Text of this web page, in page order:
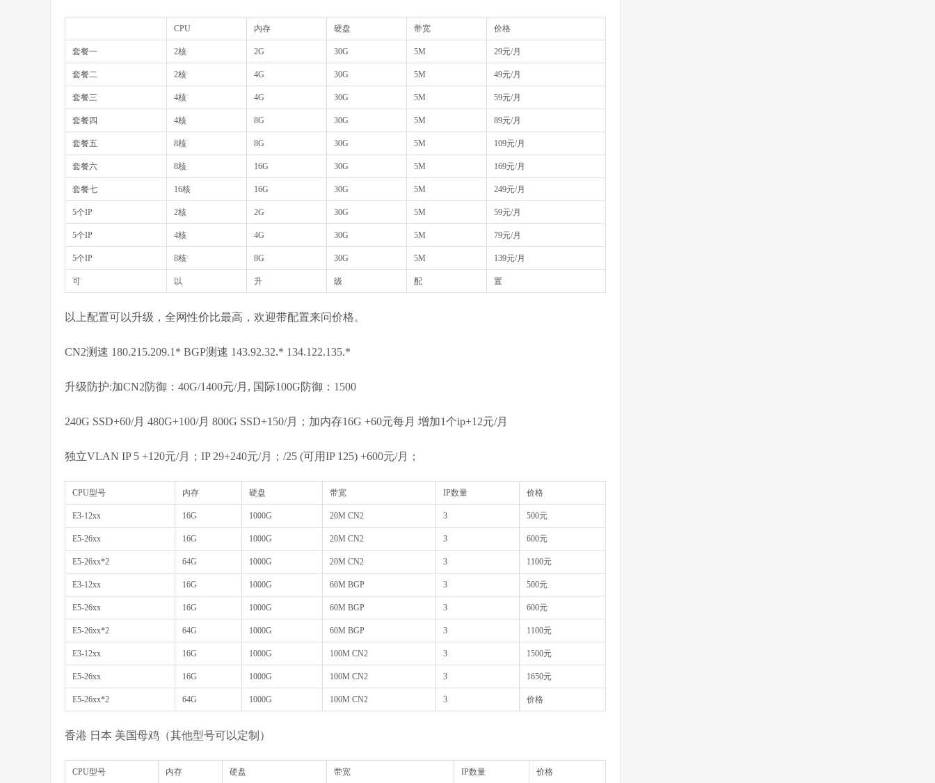
CPU 内存 硬盘 带宽 价格
套餐一 2核 2G 30G 5M 29元/月
套餐二 2核 4G 30G 5M 49元/月
套餐三 4核 4G 30G 5M 59元/月
套餐四 4核 8G 30G 5M 89元/月
套餐五 8核 8G 30G 5M 109元/月
套餐六 8核 16G 30G 5M 169元/月
套餐七 16核 16G 30G 5M 249元/月
5个IP 2核 2G 30G 5M 59元/月
5个IP 4核 4G 30G 5M 79元/月
5个IP 8核 8G 30G 5M 139元/月
可 以 升 级 配 置
以上配置可以升级，全网性价比最高，欢迎带配置来问价格。
CN2测速 180.215.209.1* BGP测速 143.92.32.* 134.122.135.*
升级防护:加CN2防御：40G/1400元/月, 国际100G防御：1500
240G SSD+60/月 480G+100/月 800G SSD+150/月；加内存16G +60元每月 增加1个ip+12元/月
独立VLAN IP 5 +120元/月；IP 29+240元/月；/25 (可用IP 125) +600元/月；
CPU型号 内存 硬盘 带宽 IP数量 价格
E3-12xx 16G 1000G 20M CN2 3 500元
E5-26xx 16G 1000G 20M CN2 3 600元
E5-26xx*2 64G 1000G 20M CN2 3 1100元
E3-12xx 16G 1000G 60M BGP 3 500元
E5-26xx 16G 1000G 60M BGP 3 600元
E5-26xx*2 64G 1000G 60M BGP 3 1100元
E3-12xx 16G 1000G 100M CN2 3 1500元
E5-26xx 16G 1000G 100M CN2 3 1650元
E5-26xx*2 64G 1000G 100M CN2 3 价格
香港 日本 美国母鸡（其他型号可以定制）
CPU型号 内存 硬盘 带宽 IP数量 价格